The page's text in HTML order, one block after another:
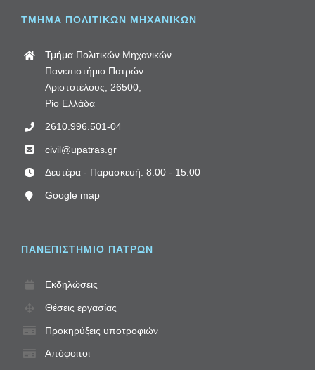
ΤΜΗΜΑ ΠΟΛΙΤΙΚΩΝ ΜΗΧΑΝΙΚΩΝ
Τμήμα Πολιτικών Μηχανικών
Πανεπιστήμιο Πατρών
Αριστοτέλους, 26500,
Ρίο Ελλάδα
2610.996.501-04
civil@upatras.gr
Δευτέρα - Παρασκευή: 8:00 - 15:00
Google map
ΠΑΝΕΠΙΣΤΗΜΙΟ ΠΑΤΡΩΝ
Εκδηλώσεις
Θέσεις εργασίας
Προκηρύξεις υποτροφιών
Απόφοιτοι